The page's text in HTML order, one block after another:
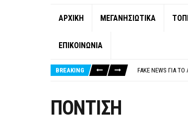
ΑΡΧΙΚΗ ΜΕΓΑΝΗΣΙΩΤΙΚΑ
ΕΠΙΚΟΙΝΩΝΙΑ
BREAKING
FAKE NEWS ΓΙΑ
ΠΟΝΤΙΣΗ